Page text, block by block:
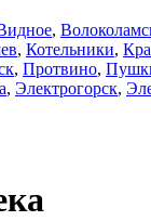
,
, Котельники,
, Протвино,
, Электрогорск,